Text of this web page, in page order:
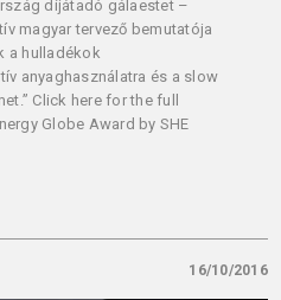
díjátadó gálaestet –
magyar tervező bemutatója
a hulladékok
anyaghasználatra és a slow
Click here for the full
Globe Award by SHE
16/10/2016